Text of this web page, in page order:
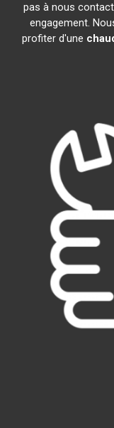
pas à nous
engagement.
profiter d'une